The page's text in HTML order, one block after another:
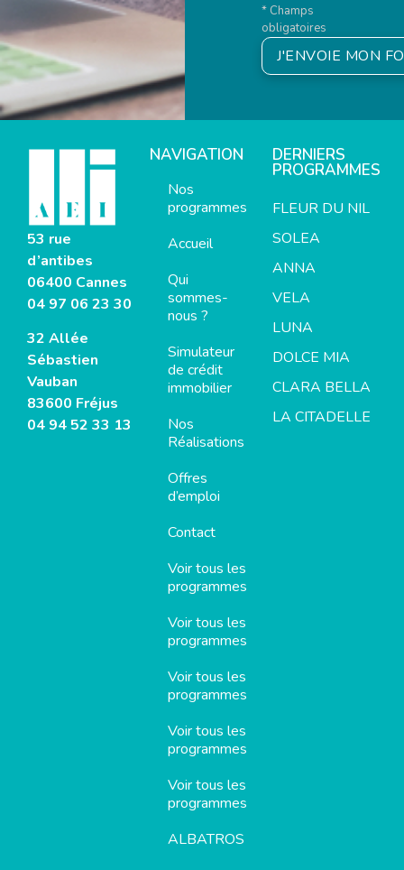
* Champs
obligatoires
J'ENVOIE MON
53 rue
d’antibes
06400 Cannes
04 97 06 23 30
32 Allée
Sébastien
Vauban
83600 Fréjus
04 94 52 33 13
NAVIGATION
Nos
programmes
Accueil
Qui
sommes-
nous ?
Simulateur
de crédit
immobilier
Nos
Réalisations
Offres
d’emploi
Contact
Voir tous les
programmes
Voir tous les
programmes
Voir tous les
programmes
Voir tous les
programmes
Voir tous les
programmes
ALBATROS
DERNIERS
PROGRAMMES
FLEUR DU NIL
SOLEA
ANNA
VELA
LUNA
DOLCE MIA
CLARA BELLA
LA CITADELLE